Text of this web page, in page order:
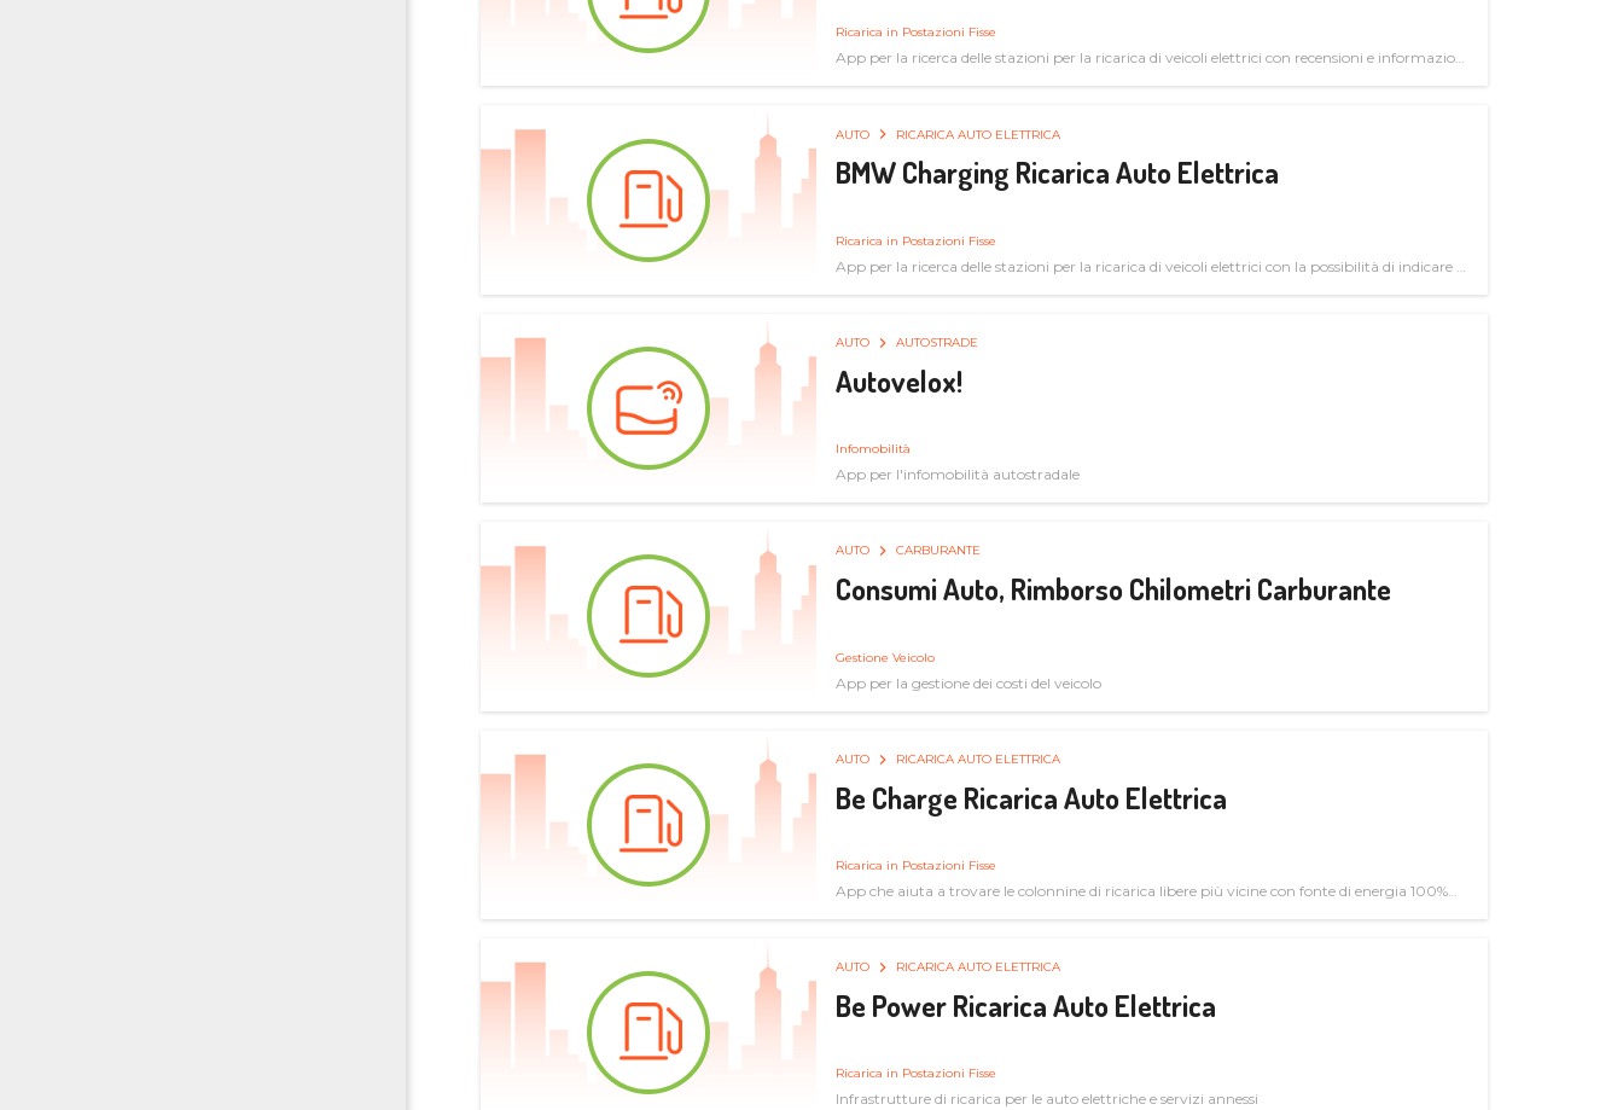
Ricarica in Postazioni Fisse
App per la ricerca delle stazioni per la ricarica di veicoli elettrici con recensioni e informazioni
AUTO RICARICA AUTO ELETTRICA
BMW Charging Ricarica Auto Elettrica
Ricarica in Postazioni Fisse
App per la ricerca delle stazioni per la ricarica di veicoli elettrici con la possibilità di indicare le
AUTO AUTOSTRADE
Autovelox!
Infomobilità
App per l'infomobilità autostradale
AUTO CARBURANTE
Consumi Auto, Rimborso Chilometri Carburante
Gestione Veicolo
App per la gestione dei costi del veicolo
AUTO RICARICA AUTO ELETTRICA
Be Charge Ricarica Auto Elettrica
Ricarica in Postazioni Fisse
App che aiuta a trovare le colonnine di ricarica libere più vicine con fonte di energia 100%
AUTO RICARICA AUTO ELETTRICA
Be Power Ricarica Auto Elettrica
Ricarica in Postazioni Fisse
Infrastrutture di ricarica per le auto elettriche e servizi annessi